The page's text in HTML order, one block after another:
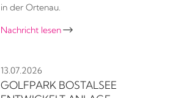
in der Ortenau.
Nachricht lesen 
13.07.2026
GOLFPARK BOSTALSEE